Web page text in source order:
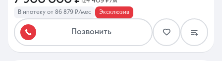
В ипотеку от 86 879 ₽/мес Эксклюзив
Позвонить